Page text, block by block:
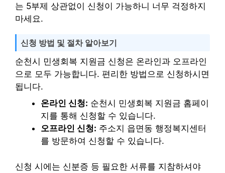
는 5부제 상관없이 신청이 가능하니 너무 걱정하지
마세요.
신청 방법 및 절차 알아보기
순천시 민생회복 지원금 신청은 온라인과 오프라인
으로 모두 가능합니다. 편리한 방법으로 신청하시면
됩니다.
온라인 신청: 순천시 민생회복 지원금 홈페이
지를 통해 신청할 수 있습니다.
오프라인 신청: 주소지 읍면동 행정복지센터
를 방문하여 신청할 수 있습니다.
신청 시에는 신분증 등 필요한 서류를 지참하셔야